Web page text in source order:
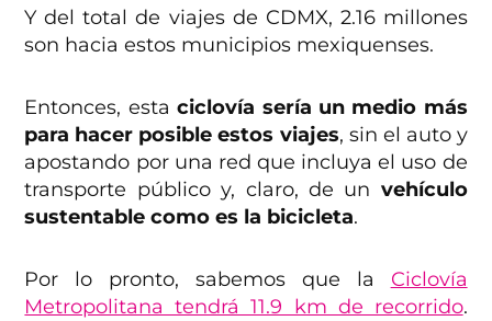
Y del total de viajes de CDMX, 2.16 millones
son hacia estos municipios mexiquenses.
Entonces, esta ciclovía sería un medio más
para hacer posible estos viajes, sin el auto y
apostando por una red que incluya el uso de
transporte público y, claro, de un vehículo
sustentable como es la bicicleta.
Por lo pronto, sabemos que la Ciclovía
Metropolitana tendrá 11.9 km de recorrido.